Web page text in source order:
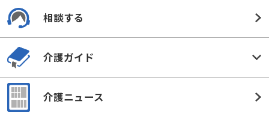
相談する
介護ガイド
介護ニュース